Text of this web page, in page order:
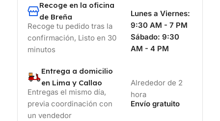
Recoge en la oficina
de Breña
Recoge tu pedido tras la
confirmación, Listo en 30
minutos
Lunes a Viernes:
9:30 AM - 7 PM
Sábado: 9:30
AM - 4 PM
Entrega a domicilio
en Lima y Callao
Entregas el mismo día,
previa coordinación con
un vendedor
Alrededor de 2
hora
Envío gratuito